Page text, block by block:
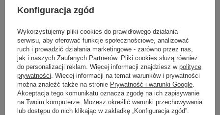
KLAVER odpływ liniowy z
rusztem ze stali
nierdzewnej, L-710, DN50,
czarny mat
497,30 zł / szt.
KLAVER odpływ liniowy z
rusztem ze stali
nierdzewnej, L-710, DN50
447,10 zł / szt.
Konfiguracja zgód
Wykorzystujemy pliki cookies do prawidłowego działania
serwisu, aby oferować funkcje społecznościowe, analizować
ruch i prowadzić działania marketingowe - zarówno przez nas,
jak i naszych Zaufanych Partnerów. Pliki cookies służą również
do personalizacji reklam. Więcej informacji znajdziesz w polityce
prywatności . Więcej informacji na temat warunków i prywatności
można znaleźć także na stronie Prywatność i warunki Google
Akceptacja tego komunikatu oznacza zgodę na ich zapisywanie
na Twoim komputerze. Możesz określić warunki przechowywania
lub dostępu do nich klikając w zakładkę „Konfiguracja zgód”.